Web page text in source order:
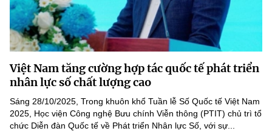
Tiêu chuẩn, đo lường, chất lượng
Năng lượng nguyên tử
Voice
Nhiệm vụ trọng tâm
Chọn ngôn ngữ
Vietnamese
Việt Nam tăng cường hợp tác quốc tế phát triển
nhân lực số chất lượng cao
Sáng 28/10/2025, Trong khuôn khổ Tuần lễ Số Quốc tế Việt Nam
2025, Học viện Công nghệ Bưu chính Viễn thông (PTIT) chủ trì tổ
chức Diễn đàn Quốc tế về Phát triển Nhân lực Số, với sự...